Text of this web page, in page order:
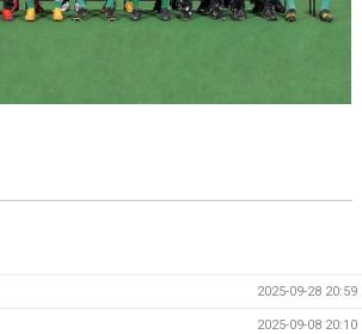
2025-09-28 20:59
2025-09-08 20:10